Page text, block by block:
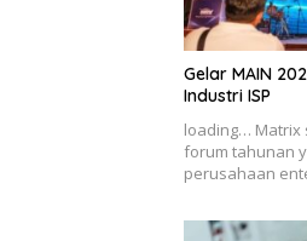
Gelar MAIN
Industri ISP
loading… Matrix
forum tahunan
perusahaan